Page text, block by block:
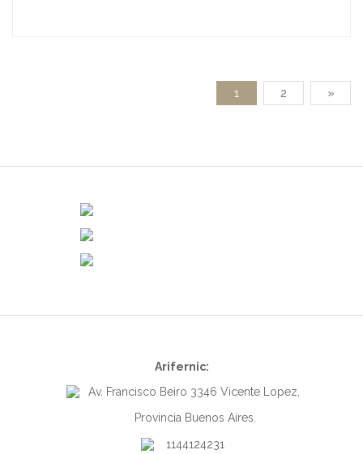
1 2 »
Arifernic:
Av. Francisco Beiro 3346 Vicente Lopez,
Provincia Buenos Aires.
1144124231